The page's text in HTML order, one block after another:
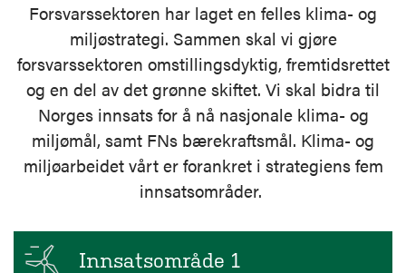
Forsvarssektoren har laget en felles klima- og
miljøstrategi. Sammen skal vi gjøre
forsvarssektoren omstillingsdyktig, fremtidsrettet
og en del av det grønne skiftet. Vi skal bidra til
Norges innsats for å nå nasjonale klima- og
miljømål, samt FNs bærekraftsmål. Klima- og
miljøarbeidet vårt er forankret i strategiens fem
innsatsområder.
Innsatsområde 1